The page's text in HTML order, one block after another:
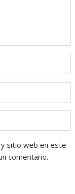
sitio web en este
comentario.